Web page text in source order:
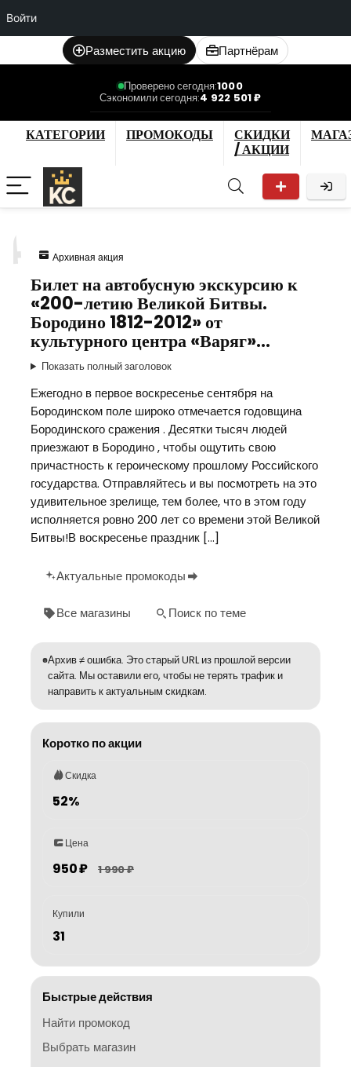
Войти
Разместить акцию Партнёрам
Проверено сегодня:1000
Сэкономили сегодня:4 922 501 ₽
КАТЕГОРИИ ПРОМОКОДЫ
СКИДКИ
/ АКЦИИ
Архивная акция
Билет на автобусную экскурсию к
«200-летию Великой Битвы.
Бородино 1812-2012» от
культурного центра «Варяг»…
Показать полный заголовок
Ежегодно в первое воскресенье сентября на
Бородинском поле широко отмечается годовщина
Бородинского сражения . Десятки тысяч людей
приезжают в Бородино , чтобы ощутить свою
причастность к героическому прошлому Российского
государства. Отправляйтесь и вы посмотреть на это
удивительное зрелище, тем более, что в этом году
исполняется ровно 200 лет со времени этой Великой
Битвы!В воскресенье праздник […]
Актуальные промокоды
Все магазины Поиск по теме
Архив ≠ ошибка. Это старый URL из прошлой версии
сайта. Мы оставили его, чтобы не терять трафик и
направить к актуальным скидкам.
Коротко по акции
Скидка
52%
Цена
950 ₽ 1 990 ₽
Купили
31
Быстрые действия
Найти промокод
Выбрать магазин